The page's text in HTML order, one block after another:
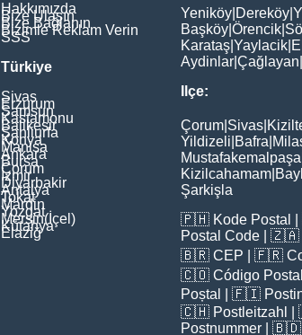
Hakkımızda
Bize Ulaşın
Bize Bağlanın
Bizimle Reklam Verin
SSS
Türkiye
Sivas
Erzurum
Samsun
Kastamonu
Balikesir
Şanliurfa
Konya
Manisa
Ankara
Bursa
Çorum
İzmir
Diyarbakir
Antalya
Tokat
Mardin
Yozgat
Mersin(İçel)
Kütahya
Elaziğ
Yeniköy Dereköy
Başköy Örencik
Karataş Yaylacik
Aydinlar Çağlayan
Ilçe:
Çorum Sivas
Yildizeli Bafra
Mustafakemalpaşa
Kizilcahamam
Şarkişla
🇵🇭 Kode Postal
Postal Code | 🇿🇦
🇧🇷 CEP | 🇫🇷
🇨🇴 Código Postal
Poștal
| 🇫🇮
🇨🇭 Postleitzahl
Postnummer | 🇧🇩